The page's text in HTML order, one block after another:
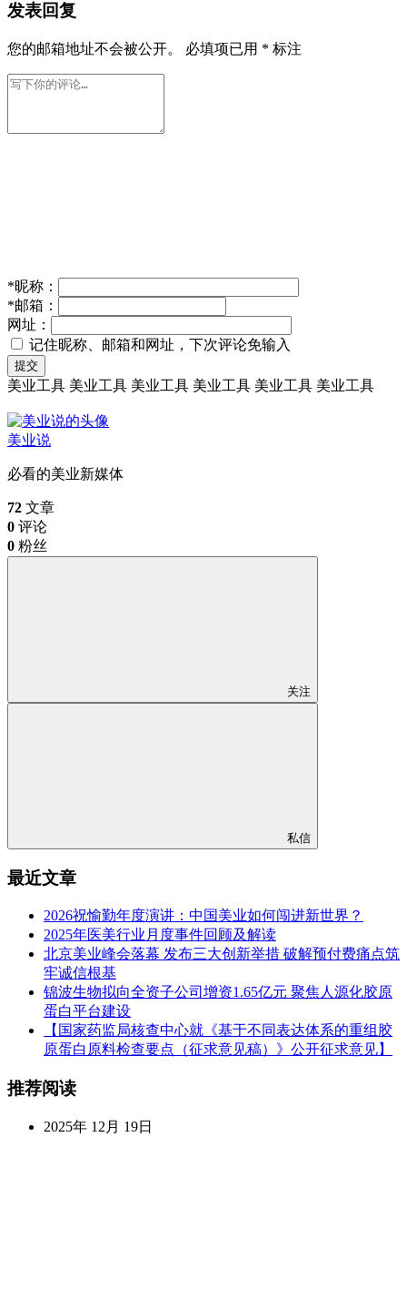
发表回复
您的邮箱地址不会被公开。 必填项已用 * 标注
*昵称：
*邮箱：
网址：
记住昵称、邮箱和网址，下次评论免输入
提交
美业工具 美业工具 美业工具 美业工具 美业工具 美业工具
美业说
必看的美业新媒体
72 文章
0 评论
0 粉丝
关注
私信
最近文章
2026祝愉勤年度演讲：中国美业如何闯进新世界？
2025年医美行业月度事件回顾及解读
北京美业峰会落幕 发布三大创新举措 破解预付费痛点筑
牢诚信根基
锦波生物拟向全资子公司增资1.65亿元 聚焦人源化胶原
蛋白平台建设
【国家药监局核查中心就《基于不同表达体系的重组胶
原蛋白原料检查要点（征求意见稿）》公开征求意见】
推荐阅读
2025年 12月 19日